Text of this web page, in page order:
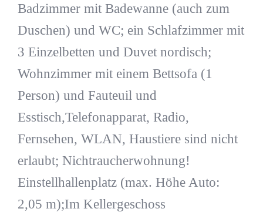
Badzimmer mit Badewanne (auch zum
Duschen) und WC; ein Schlafzimmer mit
3 Einzelbetten und Duvet nordisch;
Wohnzimmer mit einem Bettsofa (1
Person) und Fauteuil und
Esstisch,Telefonapparat, Radio,
Fernsehen, WLAN, Haustiere sind nicht
erlaubt; Nichtraucherwohnung!
Einstellhallenplatz (max. Höhe Auto:
2,05 m);Im Kellergeschoss